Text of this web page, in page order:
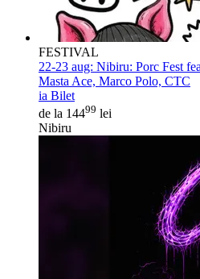
FESTIVAL
22-23 aug: Nibiru: Porc Fest
Masta Ace, Marco Polo, CTC
ia Bilet
de la 14499 lei
Nibiru